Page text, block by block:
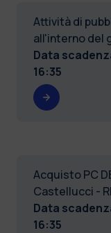
Attività di
all'interno del
Data
16:35
Acquisto PC
Castellucci -
Data
16:35